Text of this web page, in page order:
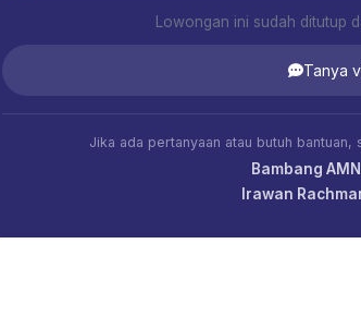
Lowongan ini sudah ditutup
Tanya
Jika ada pertanyaan atau butuh
Bambang
Irawan